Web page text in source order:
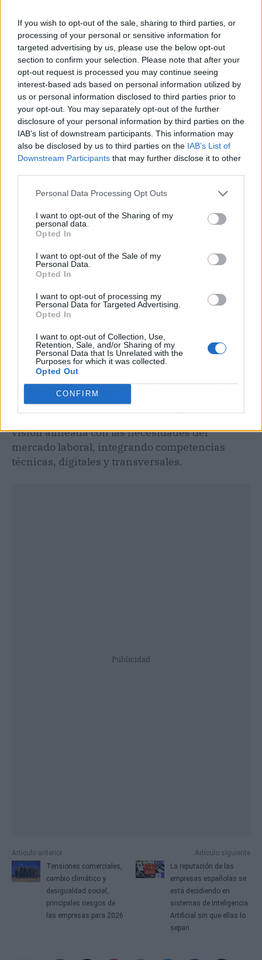
If you wish to opt-out of the sale, sharing to third parties, or
processing of your personal or sensitive information for
targeted advertising by us, please use the below opt-out
section to confirm your selection. Please note that after your
opt-out request is processed you may continue seeing
interest-based ads based on personal information utilized by
us or personal information disclosed to third parties prior to
your opt-out. You may separately opt-out of the further
disclosure of your personal information by third parties on the
IAB’s list of downstream participants. This information may
also be disclosed by us to third parties on the IAB’s List of
Downstream Participants that may further disclose it to other
Personal Data Processing Opt Outs
I want to opt-out of the Sharing of my
personal data.
Opted In
I want to opt-out of the Sale of my
Personal Data.
Opted In
I want to opt-out of processing my
Personal Data for Targeted Advertising.
Opted In
I want to opt-out of Collection, Use,
Retention, Sale, and/or Sharing of my
Personal Data that Is Unrelated with the
Purposes for which it was collected.
Opted Out
CONFIRM
todas las facetas de la formación, desde la teoría
hasta la práctica en empresas. Su amplio
catálogo de titulaciones se conforma por más de
100 referencias oficiales distribuidas en áreas
como Sanidad, Deporte, Administración,
Marketing, y Hostelería y Turismo.
Davante FP promueve un modelo enfocado en
la accesibilidad, con 120 centros en España,
Italia y Portugal. Davante FP ofrece más de 600
Electrónica; en modalidades presenciales,
online y abiertas, adaptándose a las
necesidades de estudiantes de todas las edades
y que integran el uso de plataformas avanzadas
para el aprendizaje interactivo y el desarrollo
de habilidades digitales. Además, su enfoque
15,000 ofertas laborales anuales.
flexible, digital y orientado al empleo en el que
se combina una amplia oferta de titulaciones
oficiales con metodologías online y
semipresenciales, que permiten adaptar el
aprendizaje a distintos perfiles de estudiante.
Al mismo tiempo, su modelo incorpora una
visión alineada con las necesidades del
mercado laboral, integrando competencias
técnicas, digitales y transversales.
Publicidad
Artículo anterior
Tensiones comerciales,
cambio climático y
desigualdad social,
principales riesgos de
las empresas para 2026
Artículo siguiente
La reputación de las
empresas españolas se
está decidiendo en
sistemas de Inteligencia
Artificial sin que ellas lo
sepan